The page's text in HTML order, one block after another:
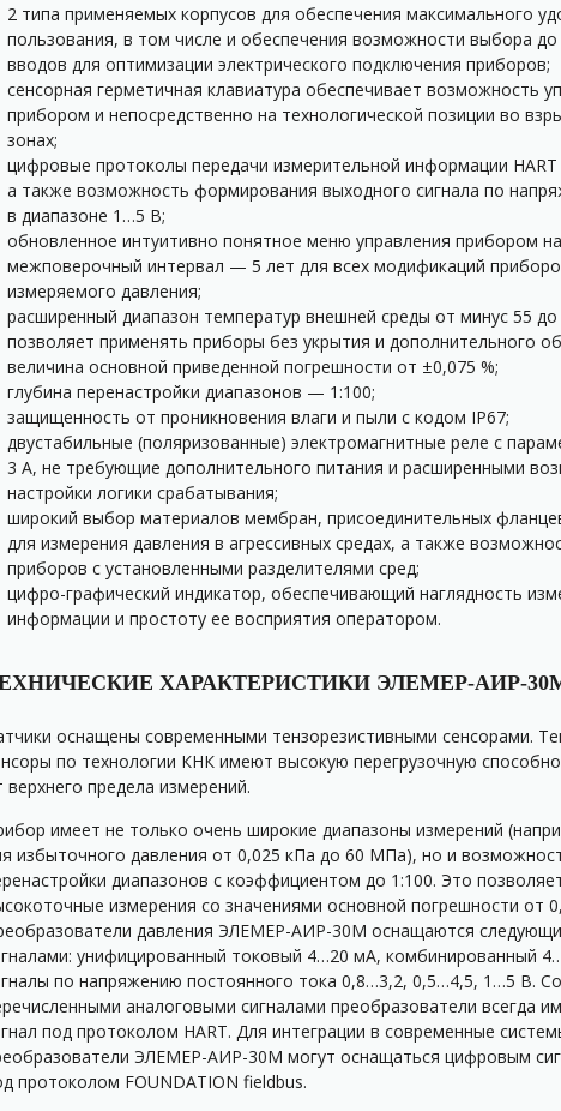
2 типа применяемых корпусов для обеспечения максимального
пользования, в том числе и обеспечения возможности выбора
вводов для оптимизации электрического подключения приборов;
сенсорная герметичная клавиатура обеспечивает возможность
прибором и непосредственно на технологической позиции во
зонах;
цифровые протоколы передачи измерительной информации HART
а также возможность формирования выходного сигнала по
в диапазоне 1…5 В;
обновленное интуитивно понятное меню управления прибором
межповерочный интервал — 5 лет для всех модификаций
измеряемого давления;
расширенный диапазон температур внешней среды от минус 55 до
позволяет применять приборы без укрытия и дополнительного
величина основной приведенной погрешности от ±0,075 %;
глубина перенастройки диапазонов — 1:100;
защищенность от проникновения влаги и пыли с кодом IP67;
двустабильные (поляризованные) электромагнитные реле с
3 А, не требующие дополнительного питания и расширенными
настройки логики срабатывания;
широкий выбор материалов мембран, присоединительных
для измерения давления в агрессивных средах, а также
приборов с установленными разделителями сред;
цифро-графический индикатор, обеспечивающий наглядность
информации и простоту ее восприятия оператором.
ХАРАКТЕРИСТИКИ ЭЛЕМЕР-АИР-
оснащены современными тензорезистивными сенсорами.
по технологии КНК имеют высокую перегрузочную
верхнего предела измерений.
имеет не только очень широкие диапазоны измерений
избыточного давления от 0,025 кПа до 60 МПа), но и
диапазонов с коэффициентом до 1:100. Это
измерения со значениями основной погрешности от
давления ЭЛЕМЕР-АИР-30М оснащаются
унифицированный токовый 4…20 мА, комбинированный
по напряжению постоянного тока 0,8…3,2, 0,5…4,5, 1…5 В.
аналоговыми сигналами преобразователи всегда
под протоколом HART. Для интеграции в современные
ЭЛЕМЕР-АИР-30М могут оснащаться цифровым
протоколом FOUNDATION fieldbus.